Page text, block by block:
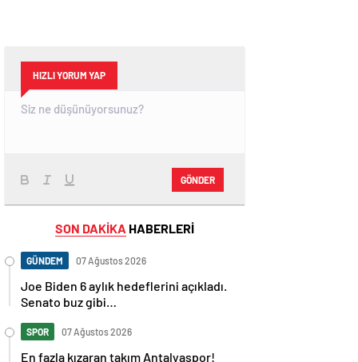
HIZLI YORUM YAP
GÖNDER
SON DAKİKA HABERLERİ
GÜNDEM 07 Ağustos 2026
Joe Biden 6 aylık hedeflerini açıkladı.
Senato buz gibi…
SPOR 07 Ağustos 2026
En fazla kızaran takım Antalyaspor!